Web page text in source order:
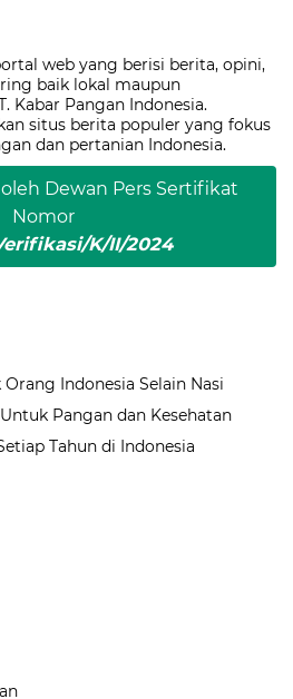
web yang berisi berita, opini,
baik lokal maupun
Kabar Pangan Indonesia.
situs berita populer yang fokus
dan pertanian Indonesia.
Dewan Pers Sertifikat
Nomor
K/II/2024
Indonesia Selain Nasi
Pangan dan Kesehatan
Tahun di Indonesia